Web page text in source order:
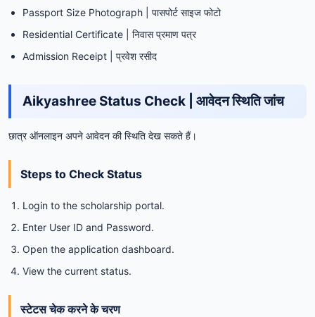
Passport Size Photograph | पासपोर्ट साइज फोटो
Residential Certificate | निवास प्रमाण पत्र
Admission Receipt | प्रवेश रसीद
Aikyashree Status Check | आवेदन स्थिति जांच
छात्र ऑनलाइन अपने आवेदन की स्थिति देख सकते हैं।
Steps to Check Status
Login to the scholarship portal.
Enter User ID and Password.
Open the application dashboard.
View the current status.
स्टेटस चेक करने के चरण